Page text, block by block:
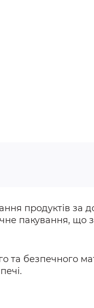
продуктів за
пакування, що
та безпечного